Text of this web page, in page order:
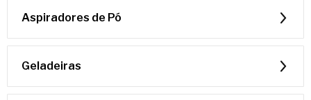
Aspiradores de Pó
Geladeiras